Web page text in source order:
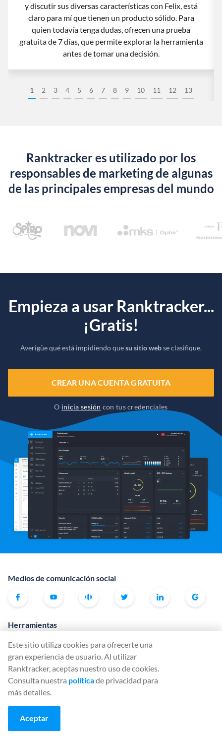
1 2 3 4 5 6 7 8 9 10 11 12 13
y discutir sus diversas características con Felix, está
claro para mí que tienen un producto sólido. Para
quien todavía tenga dudas, ofrecen una prueba
gratuita de 7 días, que permite explorar la herramienta
antes de tomar una decisión.
Ranktracker es utilizado por los
responsables de marketing de algunas
de las principales empresas del mundo
Empieza a usar Ranktracker...
¡Gratis!
Averigüe qué está impidiendo quesu sitio webse clasifique.
CREAR UNA CUENTA GRATUITA
O inicia sesión con tus credenciales
Medios de comunicación social
Herramientas
Keyword Finder
SERP Checker
Backlink Monitor
Este sitio utiliza cookies para ofrecerte una
gran experiencia de usuario. Al utilizar
Ranktracker, aceptas nuestro uso de cookies.
Consulta nuestra políticade privacidad para
más detalles.
Aceptar